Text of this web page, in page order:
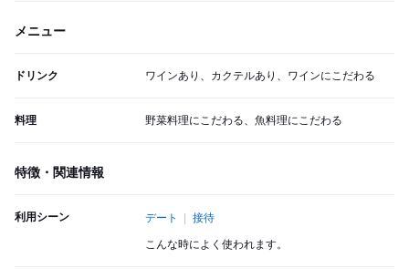
メニュー
ドリンク ワインあり、カクテルあり、ワインにこだわる
料理 野菜料理にこだわる、魚料理にこだわる
特徴・関連情報
利用シーン デート 接待
こんな時によく使われます。